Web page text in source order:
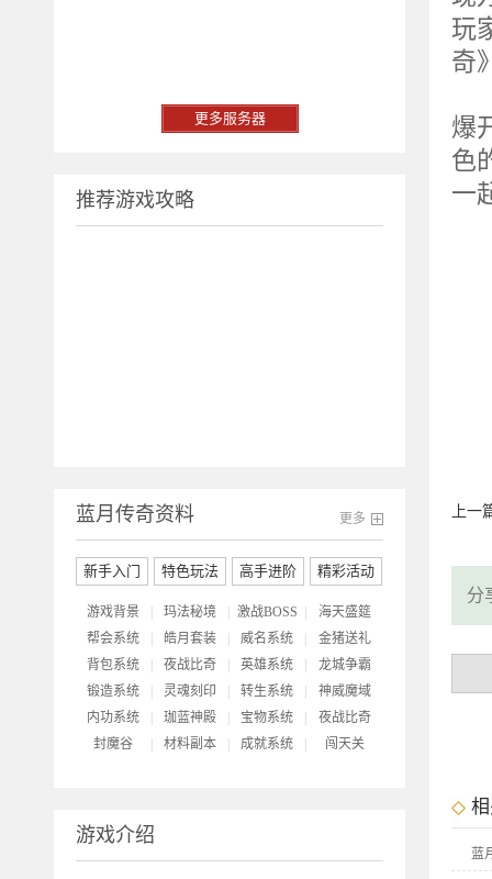
玩
奇
爆
色
一
上一
分
蓝
更多服务器
推荐游戏攻略
更多
蓝月传奇资料
新手入门 特色玩法 高手进阶 精彩活动
游戏背景 玛法秘境 激战BOSS
海天盛筵
帮会系统 皓月套装 威名系统
金猪送礼
背包系统 夜战比奇 英雄系统
龙城争霸
锻造系统 灵魂刻印 转生系统
神威魔域
内功系统 珈蓝神殿 宝物系统
夜战比奇
封魔谷 材料副本 成就系统 闯天关
游戏介绍